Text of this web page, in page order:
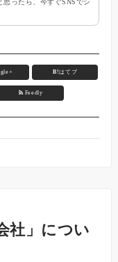
B!はてブ
Feedly
社」につい